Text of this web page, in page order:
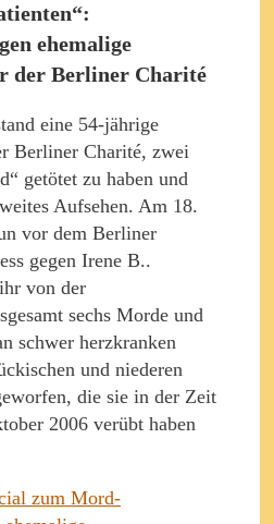
ehemalige
der Berliner Charité
eine 54-jährige
Berliner Charité, zwei
getötet zu haben und
Aufsehen. Am 18.
vor dem Berliner
gegen Irene B..
von der
sechs Morde und
schwer herzkranken
und niederen
die sie in der Zeit
2006 verübt haben
zum Mord-